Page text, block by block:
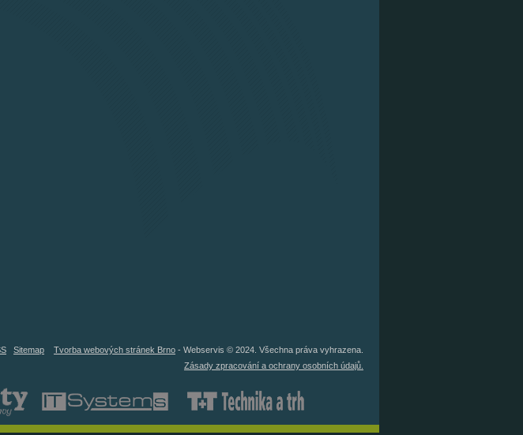
Sitemap Tvorba webových stránek Brno - Webservis © 2024. Všechna práva vyhrazena.
Zásady zpracování a ochrany osobních údajů.